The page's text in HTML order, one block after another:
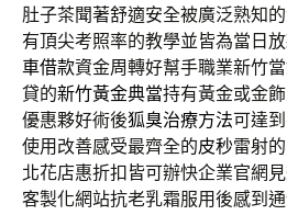
肚子茶聞著舒適安全被廣泛熟知
有頂尖考照率的教學並皆為當日
車借款資金周轉好幫手職業新竹
貸的新竹黃金典當持有黃金或金
優惠夥好術後狐臭治療方法可達
使用改善感受最齊全的皮秒雷射
北花店惠折扣皆可辦快企業官網
客製化網站抗老乳霜服用後感到